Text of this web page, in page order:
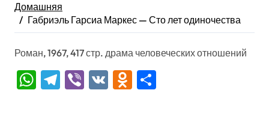
Домашняя
Габриэль Гарсиа Маркес — Сто лет одиночества
Роман, 1967, 417 стр. драма человеческих отношений
WhatsApp
Telegram
Viber
VK Odnoklassniki